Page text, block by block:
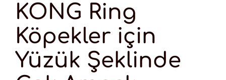
KONG Ring
Köpekler için
Yüzük Şeklinde